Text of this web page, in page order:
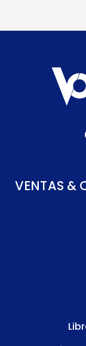
VENTAS &